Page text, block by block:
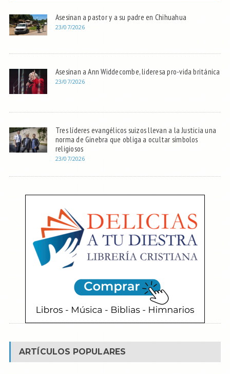
Asesinan a pastor y a su padre en Chihuahua
23/07/2026
Asesinan a Ann Widdecombe, lideresa pro-vida británica
23/07/2026
Tres líderes evangélicos suizos llevan a la Justicia una
norma de Ginebra que obliga a ocultar símbolos
religiosos
23/07/2026
ARTÍCULOS POPULARES